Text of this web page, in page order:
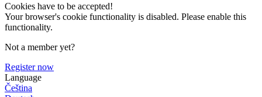
Cookies have to be accepted!
Your browser's cookie functionality is disabled. Please enable this
functionality.
Not a member yet?
Register now
Language
Čeština